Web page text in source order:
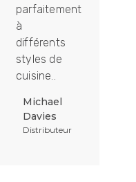
parfaitement
à
différents
styles de
cuisine..
Michael
Davies
Distributeur